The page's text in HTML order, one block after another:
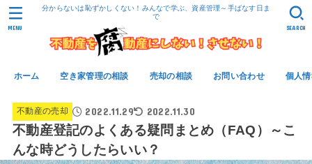
分からないは恥ずかしくない！みんなで学ぶ、資産管理～手ばなす日ま
で
ホーム 空き家管理の相談 売却の相談 お問い合わせ 個人
SEARCH
MENU
不動産の売却 2022.11.29 2022.11.30
不動産登記のよくある疑問まとめ（FAQ）～こ
んな時どうしたらいい？